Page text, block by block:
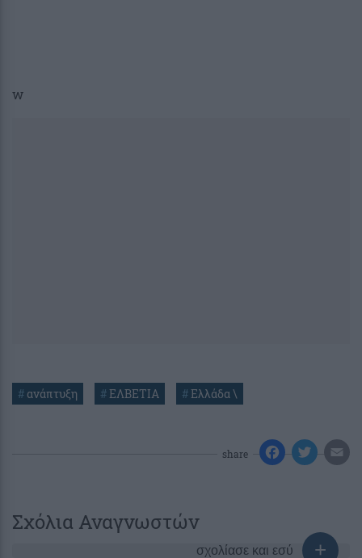
w
# ανάπτυξη #ΕΛΒΕΤΙΑ #Ελλάδα \
share
Σχόλια Αναγνωστών
σχολίασε και εσύ